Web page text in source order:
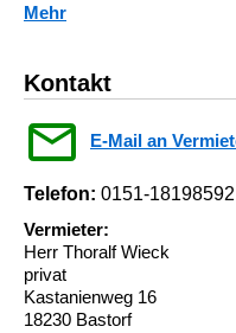
Mehr
Kontakt
E-Mail an
Telefon: 0151-18198592
Vermieter:
Herr Thoralf Wieck
privat
Kastanienweg 16
18230 Bastorf